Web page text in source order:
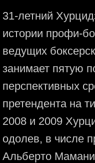
31-летний
истории профи-
ведущих
занимает пятую
перспективных
претендента на
2008 и 2009
одолев, в числе
Альберто